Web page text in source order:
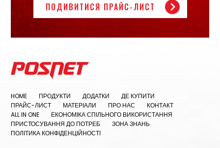
ПОДИВИТИСЯ ПРАЙС-ЛИСТ
HOME ПРОДУКТИ ДОДАТКИ
ДЕ КУПИТИ
ПРАЙС-ЛИСТ
МАТЕРІАЛИ ПРО НАС
КОНТАКТ
ALL IN ONE
ЕКОНОМІКА СПІЛЬНОГО ВИКОРИСТАННЯ
ПРИСТОСУВАННЯ ДО ПОТРЕБ
ЗОНА ЗНАНЬ
ПОЛІТИКА КОНФІДЕНЦІЙНОСТІ